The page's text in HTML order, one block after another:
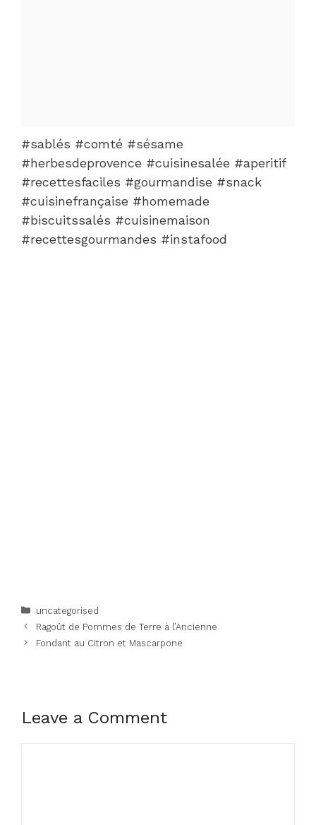
#sablés #comté #sésame
#herbesdeprovence #cuisinesalée #aperitif
#recettesfaciles #gourmandise #snack
#cuisinefrançaise #homemade
#biscuitssalés #cuisinemaison
#recettesgourmandes #instafood
Categories
uncategorised
Ragoût de Pommes de Terre à l’Ancienne
Fondant au Citron et Mascarpone
Leave a Comment